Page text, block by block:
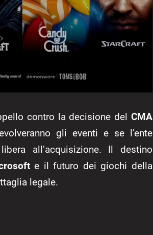
contro la decisione del CMA
gli eventi e se l’ente
all’acquisizione. Il destino
e il futuro dei giochi della
legale.